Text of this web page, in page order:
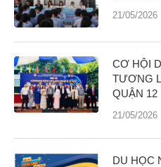
21/05/2026
CƠ HỘI
TƯƠNG
QUẬN 12
21/05/2026
DU HỌC